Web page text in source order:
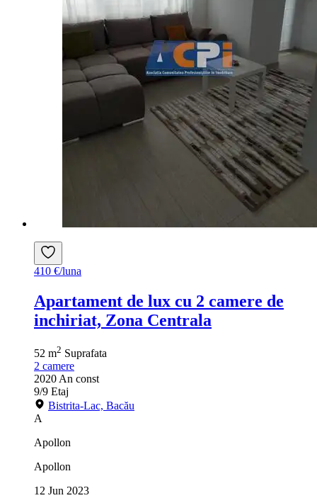
410 €/luna
Apartament de lux cu 2 camere de
inchiriat, Zona Centrala
52 m2 Suprafata
2 camere
2020 An const
9/9 Etaj
Bistrita-Lac, Bacău
A
Apollon
Apollon
12 Jun 2023